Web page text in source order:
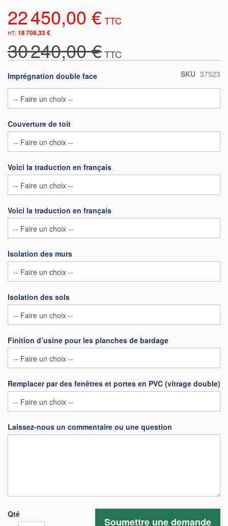
22 450,00 €
18 708,33 €
30 240,00 €
SKU 37523
Imprégnation double face
Couverture de toit
Voici la traduction en français
Voici la traduction en français
Isolation des murs
Isolation des sols
Finition d’usine pour les planches de bardage
Remplacer par des fenêtres et portes en PVC (vitrage double)
Laissez-nous un commentaire ou une question
Qté
Soumettre une demande